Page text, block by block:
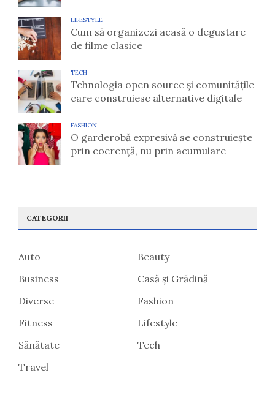
LIFESTYLE
Cum să organizezi acasă o degustare
de filme clasice
TECH
Tehnologia open source și comunitățile
care construiesc alternative digitale
FASHION
O garderobă expresivă se construiește
prin coerență, nu prin acumulare
CATEGORII
Auto
Beauty
Business
Casă și Grădină
Diverse
Fashion
Fitness
Lifestyle
Sănătate
Tech
Travel